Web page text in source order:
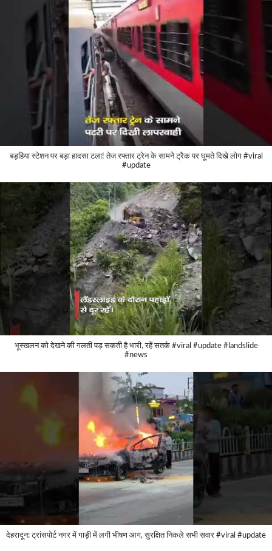
बड़हिया स्टेशन पर बड़ा हादसा टला! तेज रफ्तार ट्रेन के सामने ट्रैक पर घूमते दिखे लोग #viral
#update
भूस्खलन को देखने की गलती पड़ सकती है भारी, रहें सतर्क #viral #update #landslide
#news
देहरादून: ट्रांसपोर्ट नगर में गाड़ी में लगी भीषण आग, सुरक्षित निकले सभी सवार #viral #update